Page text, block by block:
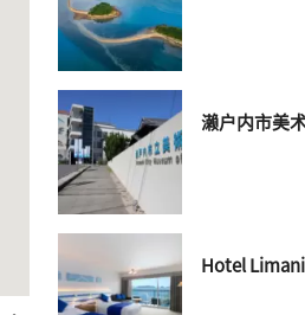
濑户内市美
Hotel Limani